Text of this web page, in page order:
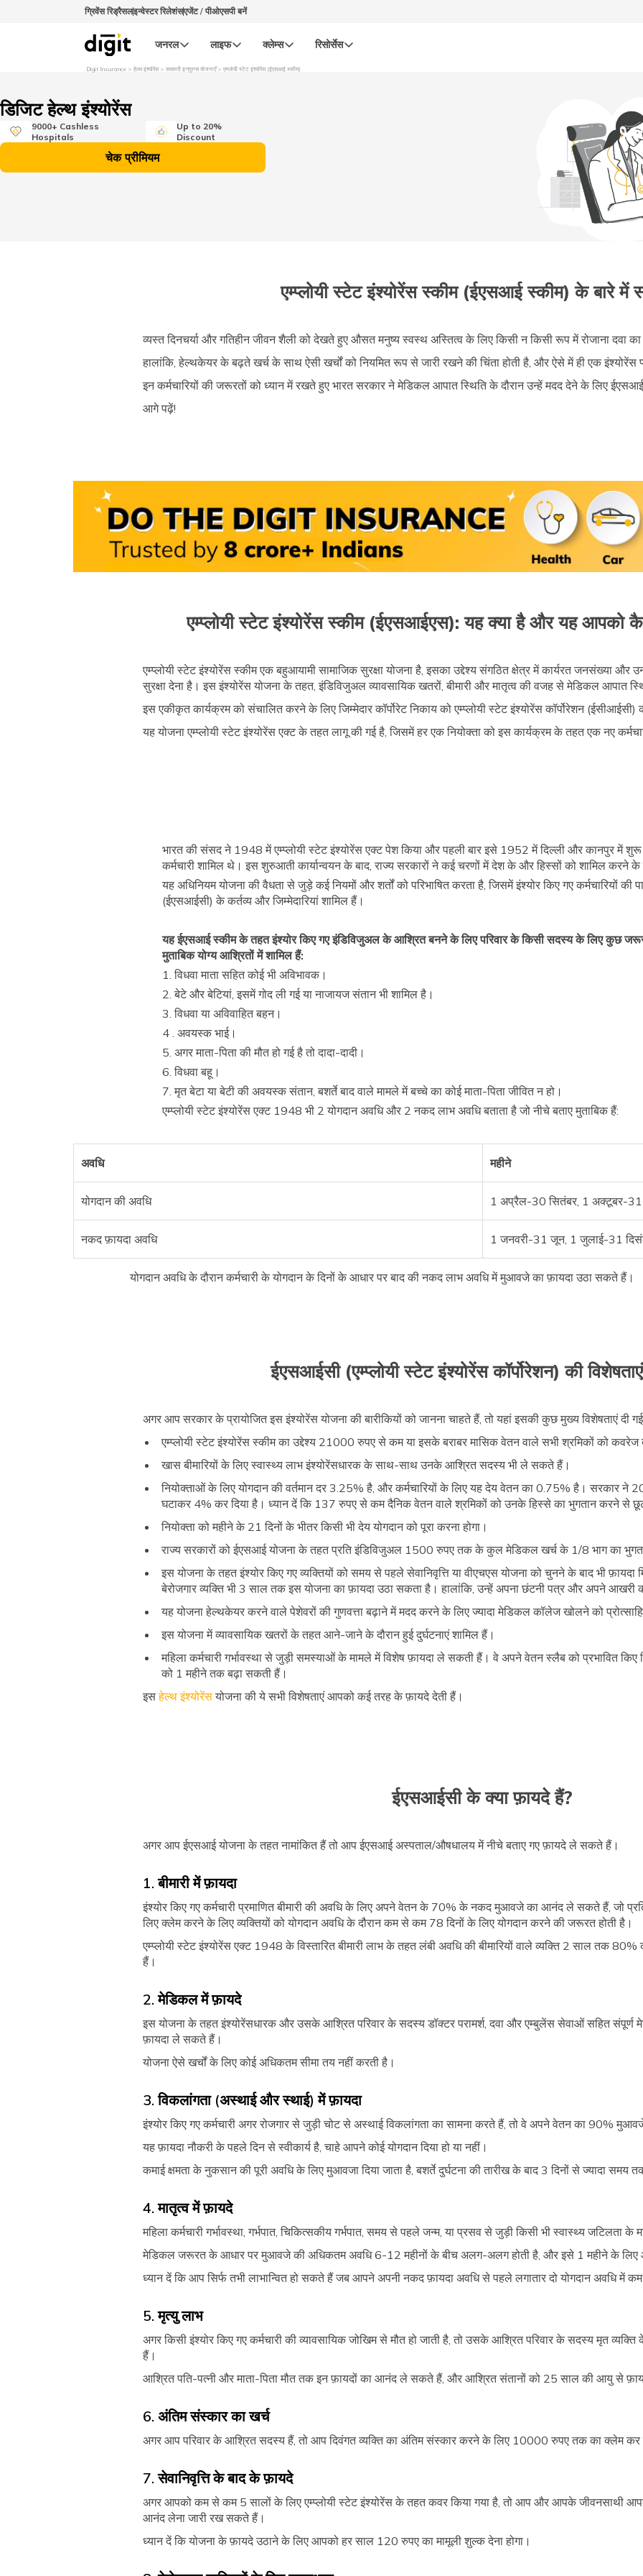
ग्रिवेंस रिड्रैसलइन्वेस्टर रिलेशंसएजेंट / पीओएसपी बनें
जनरल लाइफ क्लेम्स रिसोर्सेस
Digit Insurance हेल्थ इंश्योरेंस सरकारी इन्शुरन्स योजनाएँ एम्प्लोयी स्टेट इंश्योरेंस (ईएसआई स्कीम)
डिजिट हेल्थ इंश्योरेंस
9000+ Cashless
Hospitals
Up to 20%
Discount
चेक प्रीमियम
एम्प्लोयी स्टेट इंश्योरेंस स्कीम (ईएसआई स्कीम) के बारे
व्यस्त दिनचर्या और गतिहीन जीवन शैली को देखते हुए औसत मनुष्य स्वस्थ अस्तित्व के लिए किसी न किसी रूप में रोजाना दवा
हालांकि, हेल्थकेयर के बढ़ते खर्च के साथ ऐसी खर्चों को नियमित रूप से जारी रखने की चिंता होती है, और ऐसे में ही एक इंश्योरेंस
इन कर्मचारियों की जरूरतों को ध्यान में रखते हुए भारत सरकार ने मेडिकल आपात स्थिति के दौरान उन्हें मदद देने के लिए
आगे पढ़ें!
एम्प्लोयी स्टेट इंश्योरेंस स्कीम (ईएसआईएस): यह क्या है और यह आपको
एम्प्लोयी स्टेट इंश्योरेंस स्कीम एक बहुआयामी सामाजिक सुरक्षा योजना है, इसका उद्देश्य संगठित क्षेत्र में कार्यरत जनसंख्या
सुरक्षा देना है। इस इंश्योरेंस योजना के तहत, इंडिविजुअल व्यावसायिक खतरों, बीमारी और मातृत्व की वजह से मेडिकल आपात
इस एकीकृत कार्यक्रम को संचालित करने के लिए जिम्मेदार कॉर्पोरेट निकाय को एम्प्लोयी स्टेट इंश्योरेंस कॉर्पोरेशन (ईसीआईसी)
यह योजना एम्प्लोयी स्टेट इंश्योरेंस एक्ट के तहत लागू की गई है, जिसमें हर एक नियोक्ता को इस कार्यक्रम के तहत एक नए
भारत की संसद ने 1948 में एम्प्लोयी स्टेट इंश्योरेंस एक्ट पेश किया और पहली बार इसे 1952 में दिल्ली और कानपुर में
कर्मचारी शामिल थे। इस शुरुआती कार्यान्वयन के बाद, राज्य सरकारों ने कई चरणों में देश के और हिस्सों को शामिल करने
यह अधिनियम योजना की वैधता से जुड़े कई नियमों और शर्तों को परिभाषित करता है, जिसमें इंश्योर किए गए कर्मचारियों की
(ईएसआईसी) के कर्तव्य और जिम्मेदारियां शामिल हैं।
यह ईएसआई स्कीम के तहत इंश्योर किए गए इंडिविजुअल के आश्रित बनने के लिए परिवार के किसी सदस्य के लिए कुछ
मुताबिक योग्य आश्रितों में शामिल हैं:
1. विधवा माता सहित कोई भी अविभावक।
2. बेटे और बेटियां, इसमें गोद ली गई या नाजायज संतान भी शामिल है।
3. विधवा या अविवाहित बहन।
4 . अवयस्क भाई।
5. अगर माता-पिता की मौत हो गई है तो दादा-दादी।
6. विधवा बहू।
7. मृत बेटा या बेटी की अवयस्क संतान, बशर्ते बाद वाले मामले में बच्चे का कोई माता-पिता जीवित न हो।
एम्प्लोयी स्टेट इंश्योरेंस एक्ट 1948 भी 2 योगदान अवधि और 2 नकद लाभ अवधि बताता है जो नीचे बताए मुताबिक हैं:
अवधि महीने
योगदान की अवधि 1 अप्रैल-30 सितंबर, 1 अक्टूबर-31
नकद फ़ायदा अवधि 1 जनवरी-31 जून, 1 जुलाई-31
योगदान अवधि के दौरान कर्मचारी के योगदान के दिनों के आधार पर बाद की नकद लाभ अवधि में मुआवजे का फ़ायदा उठा सकते हैं।
ईएसआईसी (एम्प्लोयी स्टेट इंश्योरेंस कॉर्पोरेशन) की
अगर आप सरकार के प्रायोजित इस इंश्योरेंस योजना की बारीकियों को जानना चाहते हैं, तो यहां इसकी कुछ मुख्य विशेषताएं दी
एम्प्लोयी स्टेट इंश्योरेंस स्कीम का उद्देश्य 21000 रुपए से कम या इसके बराबर मासिक वेतन वाले सभी श्रमिकों को कवरेज
खास बीमारियों के लिए स्वास्थ्य लाभ इंश्योरेंसधारक के साथ-साथ उनके आश्रित सदस्य भी ले सकते हैं।
नियोक्ताओं के लिए योगदान की वर्तमान दर 3.25% है, और कर्मचारियों के लिए यह देय वेतन का 0.75% है। सरकार
घटाकर 4% कर दिया है। ध्यान दें कि 137 रुपए से कम दैनिक वेतन वाले श्रमिकों को उनके हिस्से का भुगतान करने से
नियोक्ता को महीने के 21 दिनों के भीतर किसी भी देय योगदान को पूरा करना होगा।
राज्य सरकारों को ईएसआई योजना के तहत प्रति इंडिविजुअल 1500 रुपए तक के कुल मेडिकल खर्च के 1/8 भाग का
इस योजना के तहत इंश्योर किए गए व्यक्तियों को समय से पहले सेवानिवृत्ति या वीएचएस योजना को चुनने के बाद भी फ़ायदा
बेरोजगार व्यक्ति भी 3 साल तक इस योजना का फ़ायदा उठा सकता है। हालांकि, उन्हें अपना छंटनी पत्र और अपने आखरी
यह योजना हेल्थकेयर करने वाले पेशेवरों की गुणवत्ता बढ़ाने में मदद करने के लिए ज्यादा मेडिकल कॉलेज खोलने को
इस योजना में व्यावसायिक खतरों के तहत आने-जाने के दौरान हुई दुर्घटनाएं शामिल हैं।
महिला कर्मचारी गर्भावस्था से जुड़ी समस्याओं के मामले में विशेष फ़ायदा ले सकती हैं। वे अपने वेतन स्लैब को प्रभावित
को 1 महीने तक बढ़ा सकती हैं।
इसहेल्थ इंश्योरेंसयोजना की ये सभी विशेषताएं आपको कई तरह के फ़ायदे देती हैं।
ईएसआईसी के क्या फ़ायदे हैं?
अगर आप ईएसआई योजना के तहत नामांकित हैं तो आप ईएसआई अस्पताल/औषधालय में नीचे बताए गए फ़ायदे ले सकते हैं।
1. बीमारी में फ़ायदा
इंश्योर किए गए कर्मचारी प्रमाणित बीमारी की अवधि के लिए अपने वेतन के 70% के नकद मुआवजे का आनंद ले सकते हैं, जो
लिए क्लेम करने के लिए व्यक्तियों को योगदान अवधि के दौरान कम से कम 78 दिनों के लिए योगदान करने की जरूरत होती है।
एम्प्लोयी स्टेट इंश्योरेंस एक्ट 1948 के विस्तारित बीमारी लाभ के तहत लंबी अवधि की बीमारियों वाले व्यक्ति 2 साल तक
हैं।
2. मेडिकल में फ़ायदे
इस योजना के तहत इंश्योरेंसधारक और उसके आश्रित परिवार के सदस्य डॉक्टर परामर्श, दवा और एम्बुलेंस सेवाओं सहित
फ़ायदा ले सकते हैं।
योजना ऐसे खर्चों के लिए कोई अधिकतम सीमा तय नहीं करती है।
3. विकलांगता (अस्थाई और स्थाई) में फ़ायदा
इंश्योर किए गए कर्मचारी अगर रोजगार से जुड़ी चोट से अस्थाई विकलांगता का सामना करते हैं, तो वे अपने वेतन का 90%
यह फ़ायदा नौकरी के पहले दिन से स्वीकार्य है, चाहे आपने कोई योगदान दिया हो या नहीं।
कमाई क्षमता के नुकसान की पूरी अवधि के लिए मुआवजा दिया जाता है, बशर्ते दुर्घटना की तारीख के बाद 3 दिनों से ज्यादा समय
4. मातृत्व में फ़ायदे
महिला कर्मचारी गर्भावस्था, गर्भपात, चिकित्सकीय गर्भपात, समय से पहले जन्म, या प्रसव से जुड़ी किसी भी स्वास्थ्य
मेडिकल जरूरत के आधार पर मुआवजे की अधिकतम अवधि 6-12 महीनों के बीच अलग-अलग होती है, और इसे 1 महीने के लिए
ध्यान दें कि आप सिर्फ तभी लाभान्वित हो सकते हैं जब आपने अपनी नकद फ़ायदा अवधि से पहले लगातार दो योगदान अवधि में
5. मृत्यु लाभ
अगर किसी इंश्योर किए गए कर्मचारी की व्यावसायिक जोखिम से मौत हो जाती है, तो उसके आश्रित परिवार के सदस्य मृत
हैं।
आश्रित पति-पत्नी और माता-पिता मौत तक इन फ़ायदों का आनंद ले सकते हैं, और आश्रित संतानों को 25 साल की आयु से
6. अंतिम संस्कार का खर्च
अगर आप परिवार के आश्रित सदस्य हैं, तो आप दिवंगत व्यक्ति का अंतिम संस्कार करने के लिए 10000 रुपए तक का क्लेम
7. सेवानिवृत्ति के बाद के फ़ायदे
अगर आपको कम से कम 5 सालों के लिए एम्प्लोयी स्टेट इंश्योरेंस के तहत कवर किया गया है, तो आप और आपके जीवनसाथी
आनंद लेना जारी रख सकते हैं।
ध्यान दें कि योजना के फ़ायदे उठाने के लिए आपको हर साल 120 रुपए का मामूली शुल्क देना होगा।